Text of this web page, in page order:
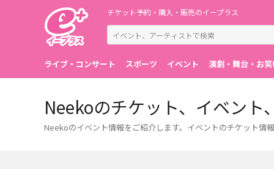
チケット予約・購入・販売のイープラス
ライブ・コンサート スポーツ イベント 演劇・舞台・お笑
Neekoのチケット、イベント
Neekoのイベント情報をご紹介します。イベントのチケット情